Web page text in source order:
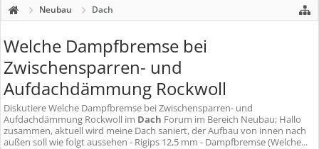
Neubau Dach
Welche Dampfbremse bei
Zwischensparren- und
Aufdachdämmung Rockwoll
DiskutiereWelche Dampfbremse bei Zwischensparren- und
Aufdachdämmung Rockwoll im Dach Forum im Bereich Neubau; Hallo
zusammen, aktuell wird meine Dach saniert, der Aufbau von innen nach
außen soll wie folgt aussehen - Rigips 12,5 mm - Dampfbremse (Welche...